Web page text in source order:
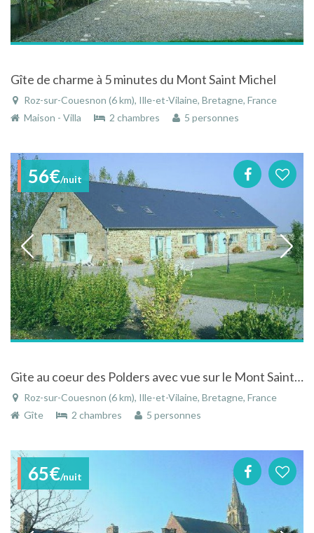
Gîte de charme à 5 minutes du Mont Saint Michel
Roz-sur-Couesnon (6 km), Ille-et-Vilaine, Bretagne, France
Maison - Villa
2 chambres 5 personnes
56€/nuit
Gite au coeur des Polders avec vue sur le Mont Saint Michel depuis la fenêtre, proche de Saint Malo
Roz-sur-Couesnon (6 km), Ille-et-Vilaine, Bretagne, France
Gîte
2 chambres 5 personnes
65€/nuit